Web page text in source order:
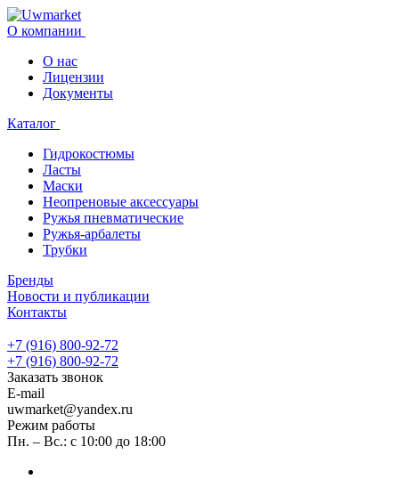
О компании
О нас
Лицензии
Документы
Каталог
Гидрокостюмы
Ласты
Маски
Неопреновые аксессуары
Ружья пневматические
Ружья-арбалеты
Трубки
Бренды
Новости и публикации
Контакты
+7 (916) 800-92-72
+7 (916) 800-92-72
Заказать звонок
E-mail
uwmarket@yandex.ru
Режим работы
Пн. – Вс.: с 10:00 до 18:00